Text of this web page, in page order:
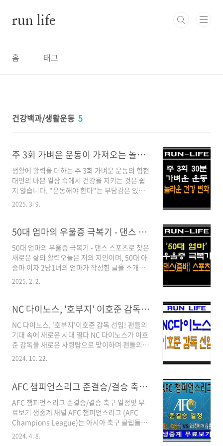
run life
홈 태그
건강백과/생활운동 5
주 3회 가벼운 운동이 가져오는 놀라운 건강 변화
생활에 활력을 더하는 주 3회 가벼운 운동의 힘현
대인의 바쁜 일상 속에서 건강을 지키는 것은 쉽
지 않습니다. "운동해야 한다"는 부담감은 있지
만, 매일 시간을 내기는 어렵죠. 다행히도 최신 연
인 이유 하루 건너 하루, 일주일에 세 번의 운동은
다. 근육이 성장하고 강화되려면 운동 후 충분한
휴식이 필요한데, 주 3회 운동은 이 균형을 완벽
하게 맞춰줍니다. 너무 적게 운동하면 효과가 미
미하고, 너무 자주 하면 오히려 부상 위험이 높아
15분은 주로 탄수화물을 연소하고, 30분..
2025. 3. 9.
50대 엄마의 우울증 극복기 - 댄스 스포츠(줌바)로 찾은 새로운 삶의 활력
50대 엄마의 우울증 극복기 - 댄스 스포츠로 찾은
새로운 삶의 활력오늘은 저의 지인이며, 50대 아
줌마 이자 2남1녀의 엄마가 작성한 글을 소개해
드리려고 합니다. 이분은 댄스 스포츠를 통해 우
이의 허락하에 원본을 최대한 살리고, 소제목 추
가및 약간의 수정을 거쳐서 작성 했습니다. 원본
과 사진은 창피하다고 공개를 거부 하셨습니다...
너무 좋다고 해놓고 사진은 왜???🤔) 잊혀진 나
를 찾아서 - 우울증의 그림자 저는 전업주부로 20
년 넘게 살아왔습니다. 남편과 아이들을 위해 헌
과의 관계도 소원해지면서 공허함과 외로움을 ..
2025. 2. 2.
NC 다이노스, '호부지' 이호준 감독 선임! 새로운 도약 예고
NC 다이노스, '호부지'이호준 감독 선임! 팬들의
기대 속에 새로운 시대 열다 NC 다이노스가 이호
준 감독을 새로운 사령탑으로 맞이하며 팬들의
기대감을 높이고 있습니다. 이호준 감독은 선수
받는 인물입니다. '호부지'이호준 감독은 누구?
한국 프로야구의 베테랑으로, 선수 시절 NC 다이
노스의 주장으로 활약하며 팀에 깊은 애정을 보
여주었습니다.은퇴 후 코치 경험을 통해 지도력
을 인정받았으며, 선수들과의 소통에도 능하다는
평가를 받습니다. 3년 최대 14억, 믿음을 담은 계
2024. 10. 22.
AFC 챔피언스리그 준결승/결승 축구 일정및 무료 중계 보기
AFC 챔피언스리그 준결승/결승 축구 일정및 무
료보기 생중계 채널 AFC 챔피언스리그 (AFC
Champions League)는 아시아 축구 클럽들이
1년에 한번씩 최강을 가리는 축구 대회 입니다.
이번 2023~2024 AFC 챔피언스리그 8강전이 끝
2024. 4. 8.